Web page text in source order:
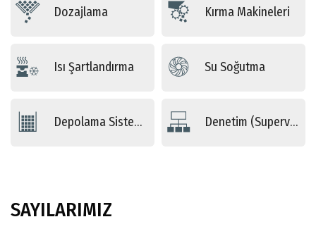
Dozajlama Kırma Makineleri
Isı Şartlandırma Su Soğutma
Depolama Sistemleri Denetim (Supervising) Sistemleri
SAYILARIMIZ